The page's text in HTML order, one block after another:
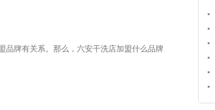
牌有关系。那么，六安干洗店加盟什么品牌